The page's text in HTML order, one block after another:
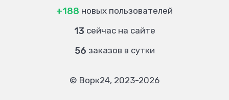
+188 новых пользователей
13 сейчас на сайте
56 заказов в сутки
© Ворк24, 2023-2026